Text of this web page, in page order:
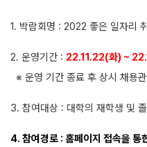
1. 박람회명 : 2022 좋은 일자리
2. 운영기간 : 22.11.22(화) ~
※ 운영 기간 종료 후 상시 채용
3. 참여대상 : 대학의 재학생 및
4. 참여경로 : 홈페이지 접속을 통